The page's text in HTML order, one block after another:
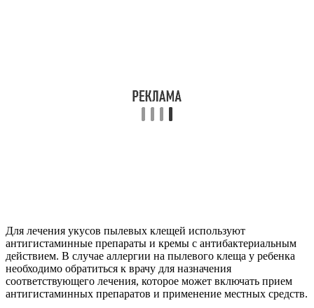
Для лечения укусов пылевых клещей используют
антигистаминные препараты и кремы с антибактериальным
действием. В случае аллергии на пылевого клеща у ребенка
необходимо обратиться к врачу для назначения
соответствующего лечения, которое может включать прием
антигистаминных препаратов и применение местных средств.